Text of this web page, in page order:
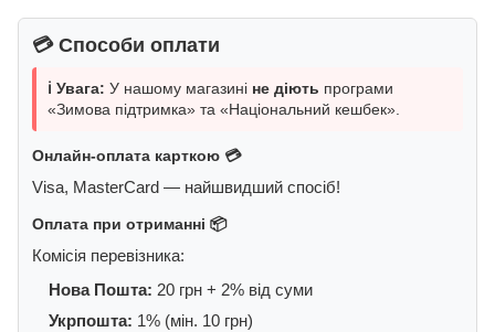
💳 Способи оплати
ℹ️ Увага: У нашому магазині не діють програми
«Зимова підтримка» та «Національний кешбек».
Онлайн-оплата карткою 💳
Visa, MasterCard — найшвидший спосіб!
Оплата при отриманні 📦
Комісія перевізника:
Нова Пошта: 20 грн + 2% від суми
Укрпошта: 1% (мін. 10 грн)